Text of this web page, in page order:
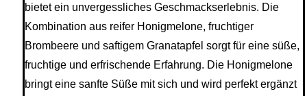
bietet ein unvergessliches Geschmackserlebnis. Die
Kombination aus reifer Honigmelone, fruchtiger
Brombeere und saftigem Granatapfel sorgt für eine süße,
fruchtige und erfrischende Erfahrung. Die Honigmelone
bringt eine sanfte Süße mit sich und wird perfekt ergänzt